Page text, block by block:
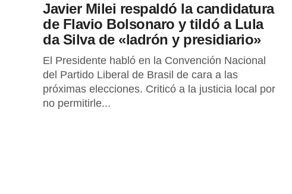
Javier Milei respaldó la candidatura
de Flavio Bolsonaro y tildó a Lula
da Silva de «ladrón y presidiario»
El Presidente habló en la Convención Nacional
del Partido Liberal de Brasil de cara a las
próximas elecciones. Criticó a la justicia local por
no permitirle...